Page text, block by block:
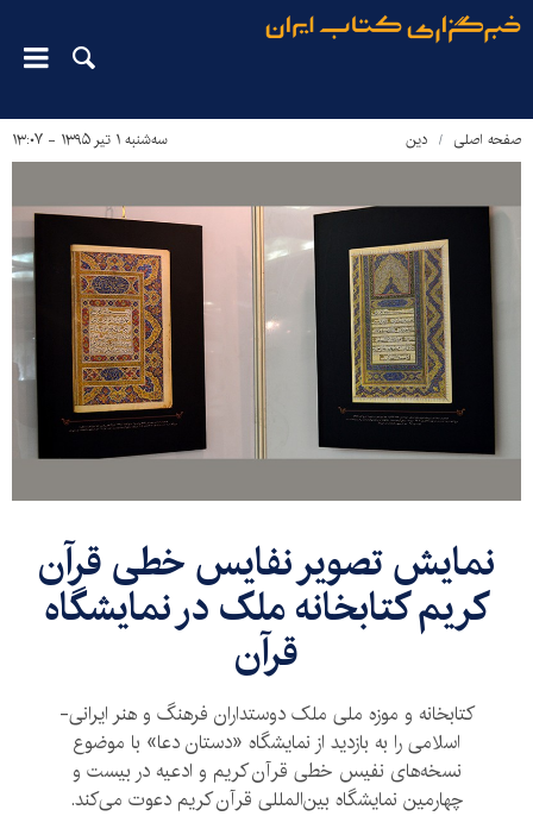
صفحه اصلی دین‌ سه‌شنبه ۱ تیر ۱۳۹۵ - ۱۳:۰۷
نمایش ​تصویر نفایس خطی قرآن
کریم کتابخانه ملک در نمایشگاه
قرآن
کتابخانه و موزه ملی ملک دوستداران فرهنگ و هنر ایرانی-
اسلامی را به بازدید از نمایشگاه «دستان دعا» با موضوع
نسخه‌های نفیس خطی قرآن کریم و ادعیه در بیست و
چهارمین نمایشگاه بین‌المللی قرآن کریم دعوت می‌کند.